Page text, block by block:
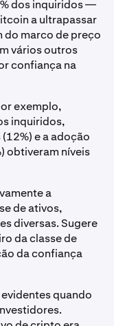
dos inquiridos —
a ultrapassar
do marco de preço
vários outros
confiança na
exemplo,
inquiridos,
e a adoção
obtiveram níveis
a
de ativos,
diversas. Sugere
da classe de
da confiança
quando